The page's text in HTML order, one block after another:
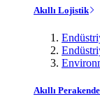
Akıllı Lojistik
Akıllı Perakende